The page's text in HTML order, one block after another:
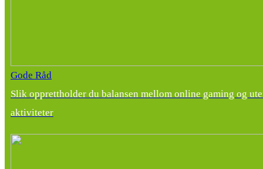
Gode Råd
Slik opprettholder du balansen mellom online gaming og
aktiviteter